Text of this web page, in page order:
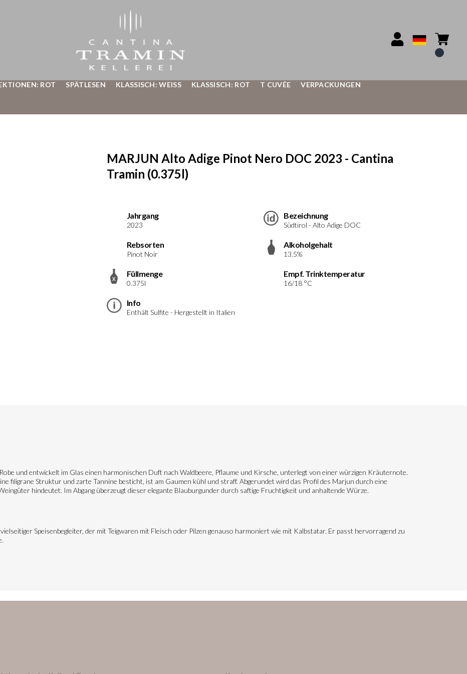
ROT SPÄTLESEN KLASSISCH: WEISS KLASSISCH: ROT T CUVÉE VERPACKUNGEN
MARJUN Alto Adige Pinot Nero DOC 2023 - Cantina
Tramin (0.375l)
Jahrgang
2023
Bezeichnung
Südtirol - Alto Adige DOC
Rebsorten
Pinot Noir
Alkoholgehalt
13.5%
Füllmenge
0.375l
Empf. Trinktemperatur
16/18 °C
Info
Enthält Sulfite - Hergestellt in Italien
und entwickelt im Glas einen harmonischen Duft nach Waldbeere, Pflaume und Kirsche, unterlegt von einer würzigen Kräuternote.
filigrane Struktur und zarte Tannine besticht, ist am Gaumen kühl und straff. Abgerundet wird das Profil des Marjun durch eine
hindeutet. Im Abgang überzeugt dieser elegante Blauburgunder durch saftige Fruchtigkeit und anhaltende Würze.
Speisenbegleiter, der mit Teigwaren mit Fleisch oder Pilzen genauso harmoniert wie mit Kalbstatar. Er passt hervorragend zu